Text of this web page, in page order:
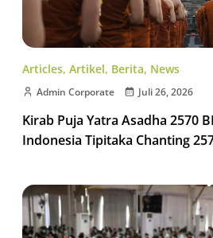
Articles, Artikel, Berita, News
Admin Corporate Juli 26, 2026
Kirab Puja Yatra Asadha 2570
Indonesia Tipitaka Chanting